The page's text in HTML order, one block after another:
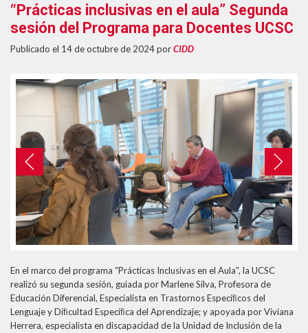
Formularios Ev@
Syllabus
“Prácticas inclusivas en el aula” Segunda
sesión del Programa para Docentes UCSC
Publicado el 14 de octubre de 2024porCIDD
Previous Next
En el marco del programa “Prácticas Inclusivas en el Aula”, la UCSC
realizó su segunda sesión, guiada por Marlene Silva, Profesora de
Educación Diferencial, Especialista en Trastornos Especíﬁcos del
Lenguaje y Diﬁcultad Especíﬁca del Aprendizaje; y apoyada por Viviana
Herrera, especialista en discapacidad de la Unidad de Inclusión de la